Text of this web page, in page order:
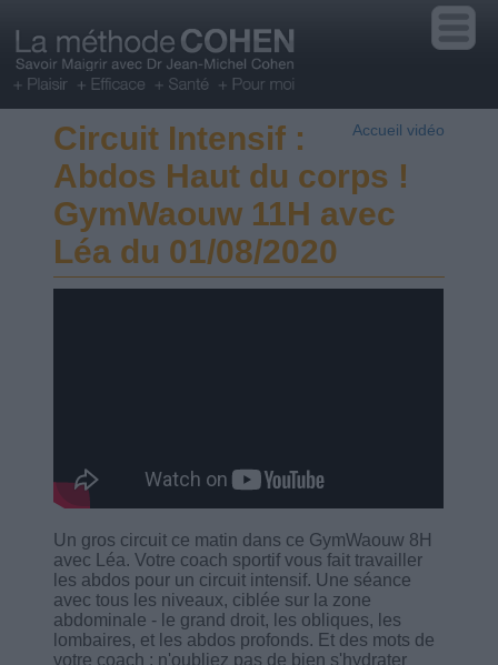
Accueil vidéo
Circuit Intensif :
Abdos Haut du corps !
GymWaouw 11H avec
Léa du 01/08/2020
Un gros circuit ce matin dans ce GymWaouw 8H
avec Léa. Votre coach sportif vous fait travailler
les abdos pour un circuit intensif. Une séance
avec tous les niveaux, ciblée sur la zone
abdominale - le grand droit, les obliques, les
lombaires, et les abdos profonds. Et des mots de
votre coach : n'oubliez pas de bien s'hydrater